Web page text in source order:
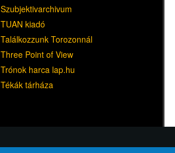
Szubjektivarchivum
TUAN kiadó
Találkozzunk Torozonnál
Three Point of View
Trónok harca lap.hu
Tékák tárháza